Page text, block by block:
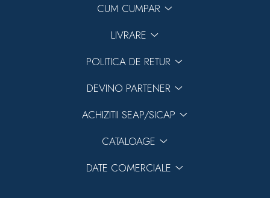
CUM CUMPAR
LIVRARE
POLITICA DE RETUR
DEVINO PARTENER
ACHIZITII SEAP/SICAP
CATALOAGE
DATE COMERCIALE